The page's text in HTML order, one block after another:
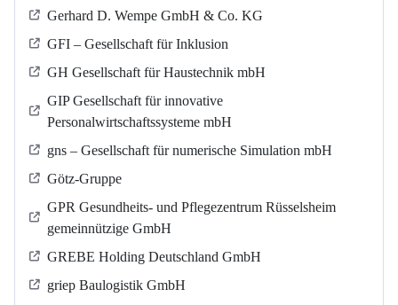
Gerhard D. Wempe GmbH & Co. KG
GFI – Gesellschaft für Inklusion
GH Gesellschaft für Haustechnik mbH
GIP Gesellschaft für innovative
Personalwirtschaftssysteme mbH
gns – Gesellschaft für numerische Simulation mbH
Götz-Gruppe
GPR Gesundheits- und Pflegezentrum Rüsselsheim
gemeinnützige GmbH
GREBE Holding Deutschland GmbH
griep Baulogistik GmbH